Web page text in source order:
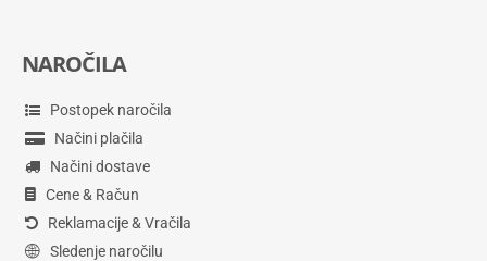
NAROČILA
Postopek naročila
Načini plačila
Načini dostave
Cene & Račun
Reklamacije & Vračila
Sledenje naročilu